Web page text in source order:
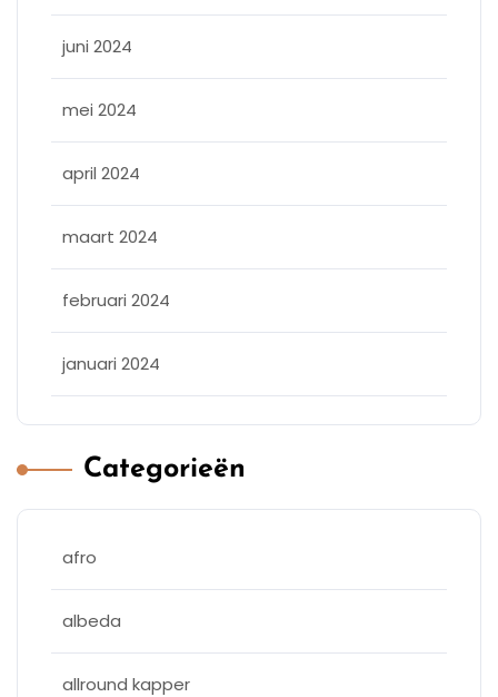
juni 2024
mei 2024
april 2024
maart 2024
februari 2024
januari 2024
Categorieën
afro
albeda
allround kapper